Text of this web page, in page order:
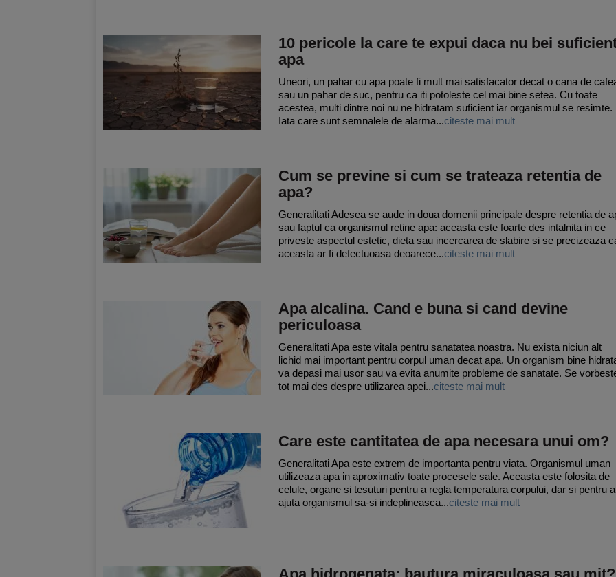
10 pericole la care te expui daca nu bei
apa
Uneori, un pahar cu apa poate fi mult mai satisfacator decat o cana de
sau un pahar de suc, pentru ca iti potoleste cel mai bine setea. Cu toate
acestea, multi dintre noi nu ne hidratam suficient iar organismul se resimte.
Iata care sunt semnalele de alarma...citeste mai mult
Cum se previne si cum se trateaza retentia de
apa?
Generalitati Adesea se aude in doua domenii principale despre retentia de
sau faptul ca organismul retine apa: aceasta este foarte des intalnita in ce
priveste aspectul estetic, dieta sau incercarea de slabire si se precizeaza
aceasta ar fi defectuoasa deoarece...citeste mai mult
Apa alcalina. Cand e buna si cand devine
periculoasa
Generalitati Apa este vitala pentru sanatatea noastra. Nu exista niciun alt
lichid mai important pentru corpul uman decat apa. Un organism bine
va depasi mai usor sau va evita anumite probleme de sanatate. Se
tot mai des despre utilizarea apei...citeste mai mult
Care este cantitatea de apa necesara unui om?
Generalitati Apa este extrem de importanta pentru viata. Organismul uman
utilizeaza apa in aproximativ toate procesele sale. Aceasta este folosita de
celule, organe si tesuturi pentru a regla temperatura corpului, dar si pentru a
ajuta organismul sa-si indeplineasca...citeste mai mult